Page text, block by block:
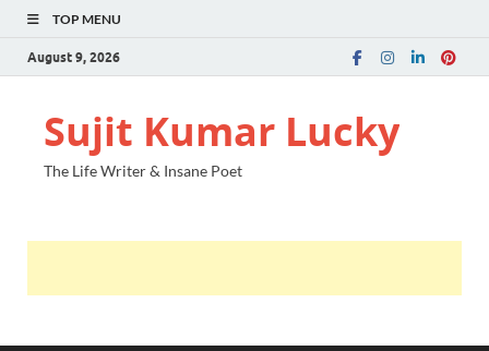
TOP MENU
August 9, 2026
Sujit Kumar Lucky
The Life Writer & Insane Poet